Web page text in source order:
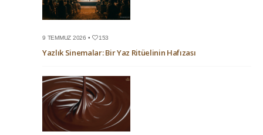
9 TEMMUZ 2026 • 153
Yazlık Sinemalar: Bir Yaz Ritüelinin Hafızası